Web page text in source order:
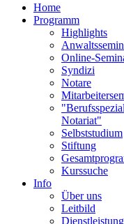
Home
Programm
Highlights
Online-
Syndizi
Notare
Notariat"
Selbststudium
Stiftung
Kurssuche
Info
Über uns
Leitbild